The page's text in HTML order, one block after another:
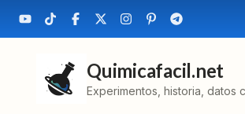
Quimicafacil.net
Experimentos, historia, datos